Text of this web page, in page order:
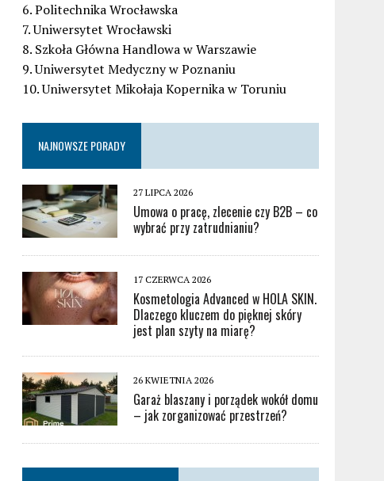
6. Politechnika Wrocławska
7. Uniwersytet Wrocławski
8. Szkoła Główna Handlowa w Warszawie
9. Uniwersytet Medyczny w Poznaniu
10. Uniwersytet Mikołaja Kopernika w Toruniu
NAJNOWSZE PORADY
27 LIPCA 2026
Umowa o pracę, zlecenie czy B2B – co
wybrać przy zatrudnianiu?
17 CZERWCA 2026
Kosmetologia Advanced w HOLA SKIN.
Dlaczego kluczem do pięknej skóry
jest plan szyty na miarę?
26 KWIETNIA 2026
Garaż blaszany i porządek wokół domu
– jak zorganizować przestrzeń?